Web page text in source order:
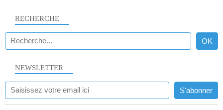
NEWSLETTER
RECHERCHE